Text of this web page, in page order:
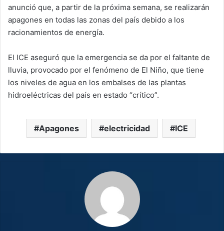
anunció que, a partir de la próxima semana, se realizarán
apagones en todas las zonas del país debido a los
racionamientos de energía.
El ICE aseguró que la emergencia se da por el faltante de
lluvia, provocado por el fenómeno de El Niño, que tiene
los niveles de agua en los embalses de las plantas
hidroeléctricas del país en estado “crítico”.
Apagones electricidad ICE